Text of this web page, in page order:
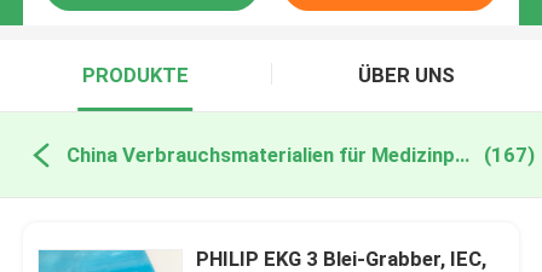
PRODUKTE ÜBER UNS
China Verbrauchsmaterialien für Medizinprodukte (167)
PHILIP EKG 3 Blei-Grabber, IEC,